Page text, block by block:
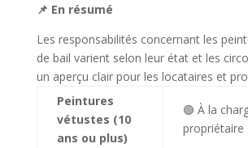
📌 En résumé
Les responsabilités concernant les
de bail varient selon leur état et les
un aperçu clair pour les locataires et
Peintures
vétustes (10
ans ou plus)
🟢 À la
propriétaire